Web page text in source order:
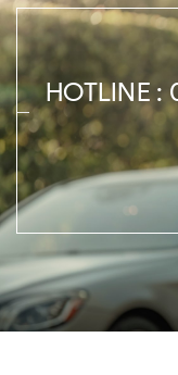
HOTLINE :